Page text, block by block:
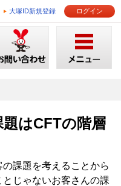
大塚ID新規登録 ログイン
はCFTの階層
課題を考えることから
じゃないお客さんの課